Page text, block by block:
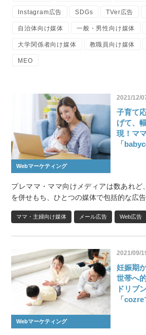
Instagram広告 SDGs TVer広告
自治体向け媒体 一般・男性向け媒体
大学関係者向け媒体 教職員向け媒体
MEO
Webマーケティング
2021/12/
子育て
げて、
現！マ
「
プレママ・ママ向けメディアは数あれど
を併せもち、ひとつの媒体で包括的な広告
ママ・主婦向け媒体 メール広告 Web広告
Webマーケティング
2021/09/
妊娠期
世帯へ
ドリブ
「cozre